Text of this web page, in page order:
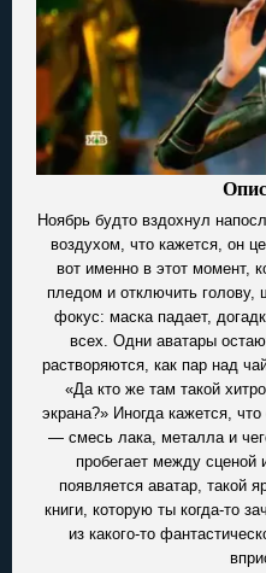
Ноябрь будто вздохнул
воздухом, что кажется, он
вот именно в этот момент,
пледом и отключить голову,
фокус: маска падает,
всех. Одни аватары
растворяются, как пар над
«Да кто же там такой
экрана?» Иногда кажется,
— смесь лака, металла и
пробегает между
появляется аватар, такой
книги, которую ты когда-то
из какого-то